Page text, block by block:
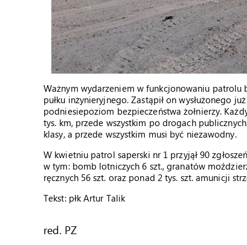
Ważnym wydarzeniem w funkcjonowaniu
pułku inżynieryjnego. Zastąpił on wysłużonego
podniesiepoziom bezpieczeństwa żołnierzy.
tys. km, przede wszystkim po drogach
klasy, a przede wszystkim musi być niezawodny.
W kwietniu patrol saperski nr 1 przyjął 90
w tym: bomb lotniczych 6 szt., granatów
ręcznych 56 szt. oraz ponad 2 tys. szt. amunicji
Tekst: płk Artur Talik
red. PZ